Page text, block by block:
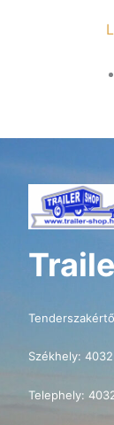
Székhely:
Telephely: